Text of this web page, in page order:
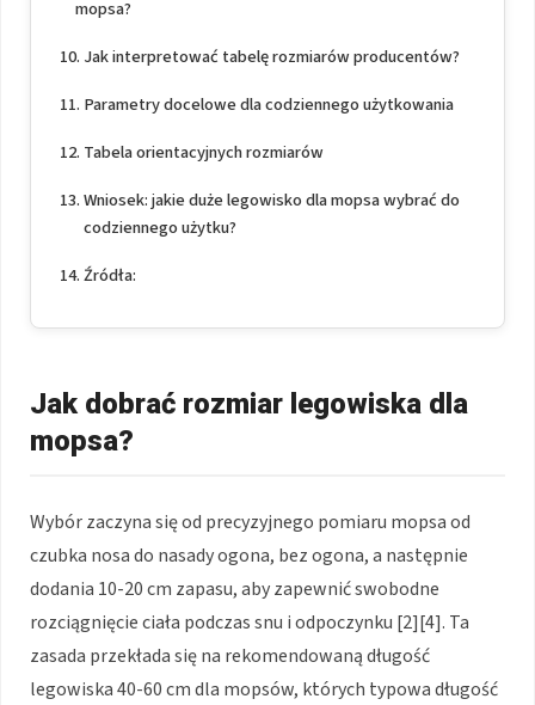
mopsa?
Jak interpretować tabelę rozmiarów producentów?
Parametry docelowe dla codziennego użytkowania
Tabela orientacyjnych rozmiarów
Wniosek: jakie duże legowisko dla mopsa wybrać do
codziennego użytku?
Źródła:
Jak dobrać rozmiar legowiska dla
mopsa?
Wybór zaczyna się od precyzyjnego pomiaru mopsa od
czubka nosa do nasady ogona, bez ogona, a następnie
dodania 10-20 cm zapasu, aby zapewnić swobodne
rozciągnięcie ciała podczas snu i odpoczynku [2][4]. Ta
zasada przekłada się na rekomendowaną długość
legowiska 40-60 cm dla mopsów, których typowa długość